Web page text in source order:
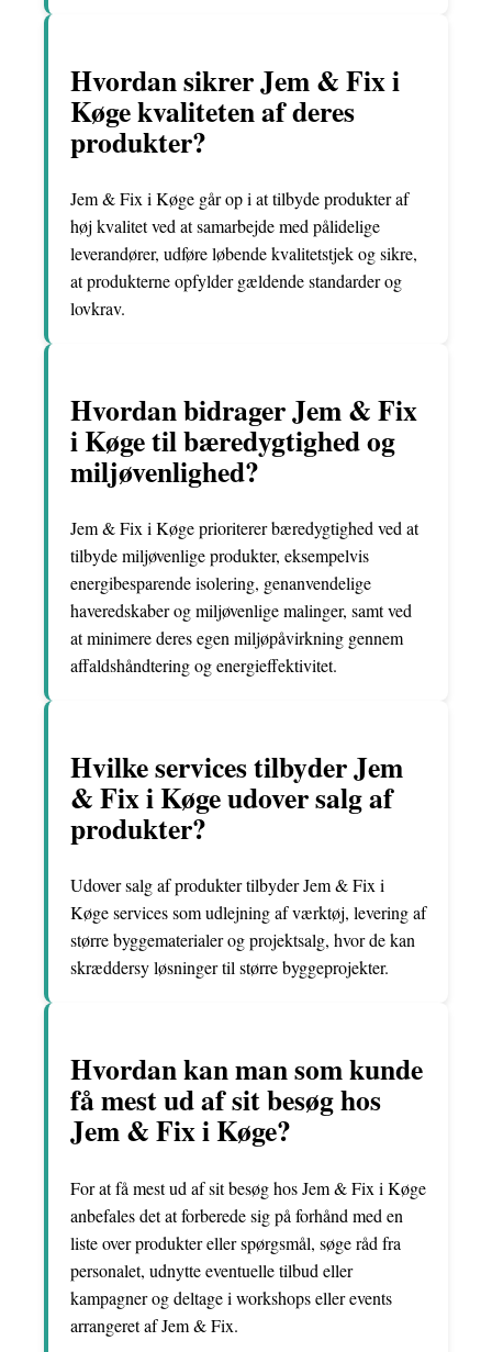
Hvordan sikrer Jem & Fix i
Køge kvaliteten af deres
produkter?
Jem & Fix i Køge går op i at tilbyde produkter af
høj kvalitet ved at samarbejde med pålidelige
leverandører, udføre løbende kvalitetstjek og sikre,
at produkterne opfylder gældende standarder og
lovkrav.
Hvordan bidrager Jem & Fix
i Køge til bæredygtighed og
miljøvenlighed?
Jem & Fix i Køge prioriterer bæredygtighed ved at
tilbyde miljøvenlige produkter, eksempelvis
energibesparende isolering, genanvendelige
haveredskaber og miljøvenlige malinger, samt ved
at minimere deres egen miljøpåvirkning gennem
affaldshåndtering og energieffektivitet.
Hvilke services tilbyder Jem
& Fix i Køge udover salg af
produkter?
Udover salg af produkter tilbyder Jem & Fix i
Køge services som udlejning af værktøj, levering af
større byggematerialer og projektsalg, hvor de kan
skræddersy løsninger til større byggeprojekter.
Hvordan kan man som kunde
få mest ud af sit besøg hos
Jem & Fix i Køge?
For at få mest ud af sit besøg hos Jem & Fix i Køge
anbefales det at forberede sig på forhånd med en
liste over produkter eller spørgsmål, søge råd fra
personalet, udnytte eventuelle tilbud eller
kampagner og deltage i workshops eller events
arrangeret af Jem & Fix.